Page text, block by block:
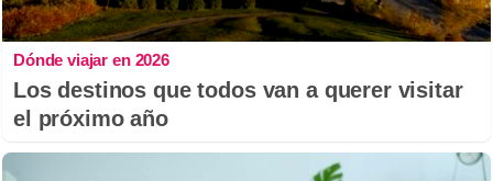
Dónde viajar en 2026
Los destinos que todos van a querer visitar
el próximo año